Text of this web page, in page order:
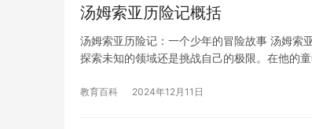
汤姆索亚历险记概括
汤姆索亚历险记：一个少年的冒险故事 汤姆索
探索未知的领域还是挑战自己的极限。在他的
教育百科 2024年12月11日